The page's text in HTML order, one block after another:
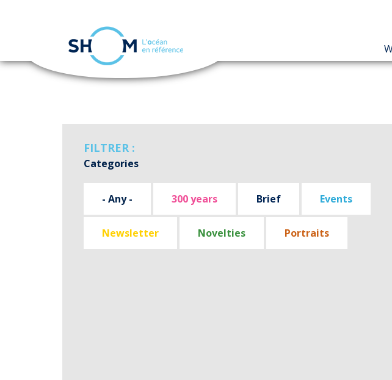
Skip
FILTRER :
Categories
- Any - 300 years Brief Events
Newsletter Novelties Portraits